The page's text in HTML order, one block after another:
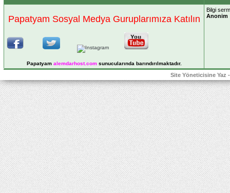
Papatyam Sosyal Medya Guruplarımıza Katılın
Papatyam alemdarhost.comsunucularında barındırılmaktadır.
Bilgi
Anonim
Site Yöneticisine Yaz